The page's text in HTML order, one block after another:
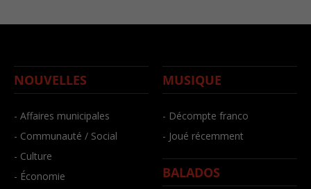
NOUVELLES
- Affaires municipales
- Communauté / Social
- Culture
- Économie
MUSIQUE
- Décompte franco
- Joué récemment
BALADOS